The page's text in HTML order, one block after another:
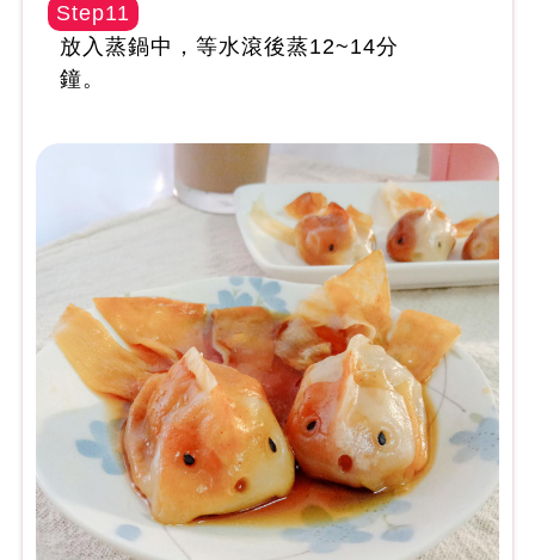
Step11
放入蒸鍋中，等水滾後蒸12~14分
鐘。